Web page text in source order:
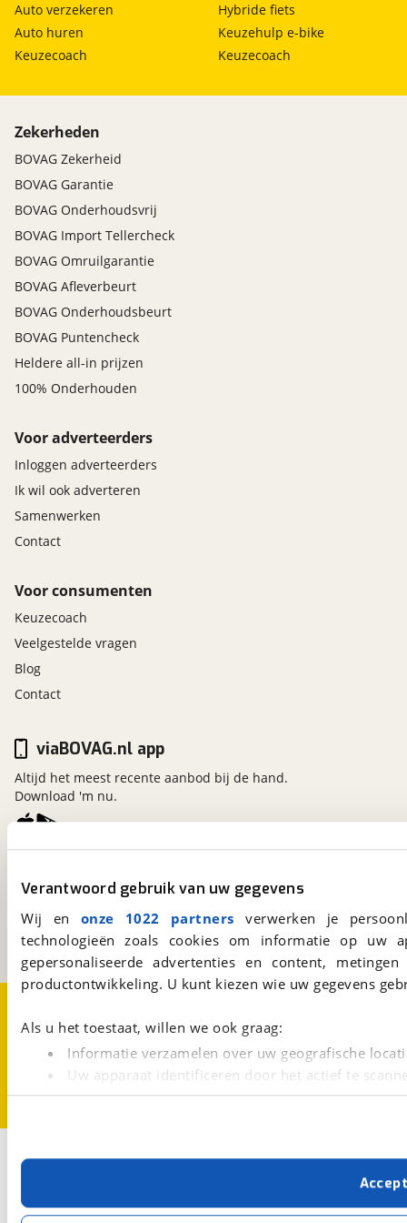
Verantwoord gebruik van uw gegevens
Wij en onze 1022 partners verwerken je
technologieën zoals cookies om informatie op
gepersonaliseerde advertenties en content,
productontwikkeling. U kunt kiezen wie uw gegevens
Als u het toestaat, willen we ook graag:
Informatie verzamelen over uw geografische
Uw apparaat identificeren door het actief te
Lees meer over hoe uw persoonlijke gegevens worden
Met cookies en vergelijkbare technieken zorgen we
cookies zorgen ervoor dat de website goed werkt.
verbeteren. We tonen je graag relevante advertenties
Auto verzekeren
Auto huren
Keuzecoach
Hybride fiets
Keuzehulp e-bike
Keuzecoach
Zekerheden
BOVAG Zekerheid
BOVAG Garantie
BOVAG Onderhoudsvrij
BOVAG Import Tellercheck
BOVAG Omruilgarantie
BOVAG Afleverbeurt
BOVAG Onderhoudsbeurt
BOVAG Puntencheck
Heldere all-in prijzen
100% Onderhouden
Voor adverteerders
Inloggen adverteerders
Ik wil ook adverteren
Samenwerken
Contact
Voor consumenten
Keuzecoach
Veelgestelde vragen
Blog
Contact
Kosterijland15
Een initiatief van
BOVAG
viaBOVAG.nl app
Altijd het meest recente aanbod bij de hand.
Download 'm nu.
Cookievoorkeuren
Vacatures